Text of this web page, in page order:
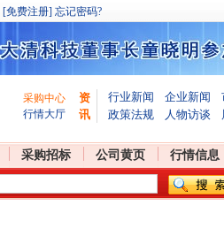
[免费注册] 忘记密码?
采购中心
行情大厅
资
讯
行业新闻 企业新闻
政策法规
人物访谈
采购招标 公司黄页 行情信息